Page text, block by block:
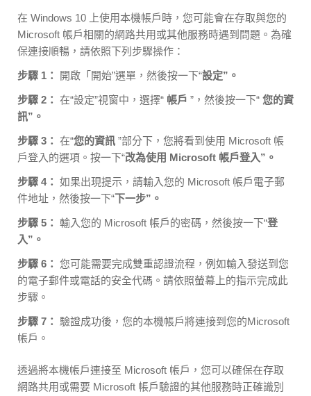
在 Windows 10 上使用本機帳戶時，您可能會在存取與您的
Microsoft 帳戶相關的網路共用或其他服務時遇到問題。為確
保連接順暢，請依照下列步驟操作：
步驟 1： 開啟「開始”選單，然後按一下“設定”。
步驟 2： 在“設定”視窗中，選擇“ 帳戶 ”，然後按一下“ 您的資
訊”。
步驟 3： 在“您的資訊 ”部分下，您將看到使用 Microsoft 帳
戶登入的選項。按一下“改為使用 Microsoft 帳戶登入”。
步驟 4： 如果出現提示，請輸入您的 Microsoft 帳戶電子郵
件地址，然後按一下“下一步”。
步驟 5： 輸入您的 Microsoft 帳戶的密碼，然後按一下“登
入”。
步驟 6： 您可能需要完成雙重認證流程，例如輸入發送到您
的電子郵件或電話的安全代碼。請依照螢幕上的指示完成此
步驟。
步驟 7：
驗證成功後，您的本機帳戶將連接到您的Microsoft
帳戶。
透過將本機帳戶連接至 Microsoft 帳戶，您可以確保在存取
網路共用或需要 Microsoft 帳戶驗證的其他服務時正確識別